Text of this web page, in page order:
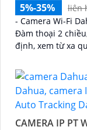
5%-35%
liên
- Camera Wi-Fi
Đàm thoại 2
định, xem từ xa
CAMERA IP PT